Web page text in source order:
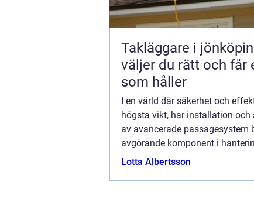
Takläggare i jönköping
väljer du rätt och får
som håller
I en värld där säkerhet och
högsta vikt, har installation och
av avancerade passagesystem
avgörande komponent i
byggnaders tillgänglighet.
Lotta Albertsson